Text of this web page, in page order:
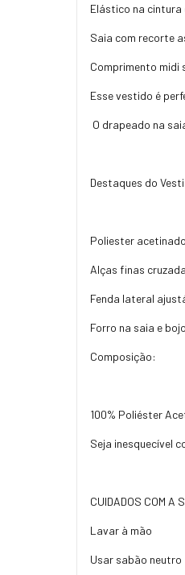
Elástico na cintura
Saia com recorte
Comprimento midi
Esse vestido é
O drapeado na
Destaques do
Poliester
Alças finas
Fenda lateral
Forro na saia e
Composição:
100% Poliéster
Seja inesquecível
CUIDADOS COM A
Lavar à mão
Usar sabão neutro